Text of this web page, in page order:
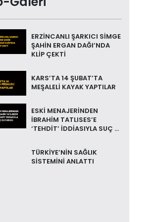
ERZİNCANLI ŞARKICI SİMGE
ŞAHİN ERGAN DAĞI’NDA
KLİP ÇEKTİ
KARS’TA 14 ŞUBAT’TA
MEŞALELİ KAYAK YAPTILAR
ESKİ MENAJERİNDEN
İBRAHİM TATLISES’E
‘TEHDİT’ İDDİASIYLA SUÇ ...
TÜRKİYE’NİN SAĞLIK
SİSTEMİNİ ANLATTI